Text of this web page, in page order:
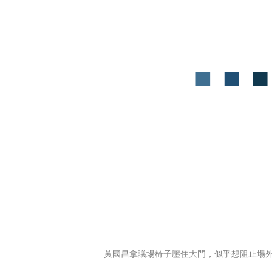
黃國昌拿議場椅子壓住大門，似乎想阻止場外